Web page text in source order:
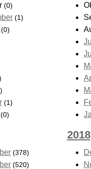
(0)
(1)
(0)
(1)
(0)
(378)
(520)
2018